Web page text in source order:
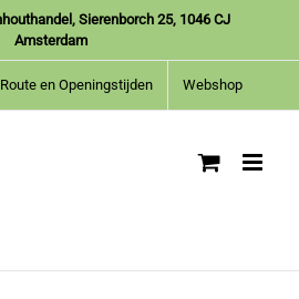
Sierenborch 25, 1046 CJ
Amsterdam
en Openingstijden Webshop